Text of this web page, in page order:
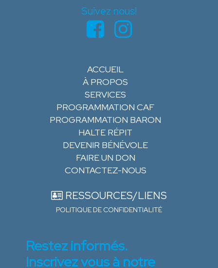
Suivez nous!
ACCUEIL
À PROPOS
SERVICES
PROGRAMMATION CAF
PROGRAMMATION BARON
HALTE RÉPIT
DEVENIR BÉNÉVOLE
FAIRE UN DON
CONTACTEZ-NOUS
RESSOURCES/LIENS
POLITIQUE DE CONFIDENTIALITÉ
Restez informés.
Inscrivez vous à notre